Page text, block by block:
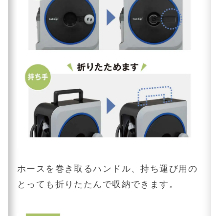
ホースを巻き取るハンドル、持ち運び用の
とっても折りたたんで収納できます。